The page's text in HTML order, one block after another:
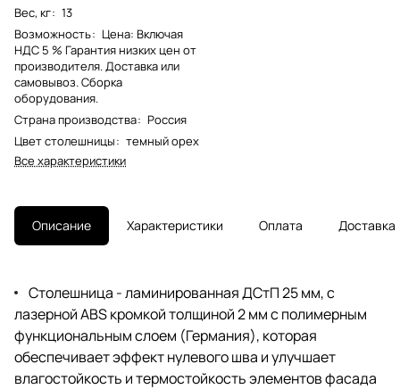
Вес, кг: 13
Возможность: Цена: Включая
НДС 5 % Гарантия низких цен от
производителя. Доставка или
самовывоз. Сборка
оборудования.
Страна производства: Россия
Цвет столешницы: темный орех
Все характеристики
Описание Характеристики Оплата Доставка
Столешница - ламинированная ДСтП 25 мм, с
лазерной ABS кромкой толщиной 2 мм с полимерным
функциональным слоем (Германия), которая
обеспечивает эффект нулевого шва и улучшает
влагостойкость и термостойкость элементов фасада